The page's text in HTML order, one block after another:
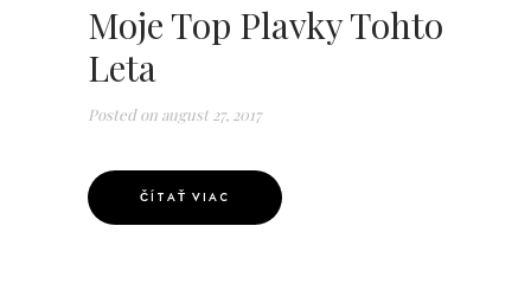
Moje Top Plavky Tohto
Leta
Posted on august 27, 2017
ČÍTAŤ VIAC